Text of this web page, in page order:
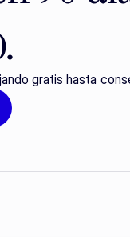
gratis hasta